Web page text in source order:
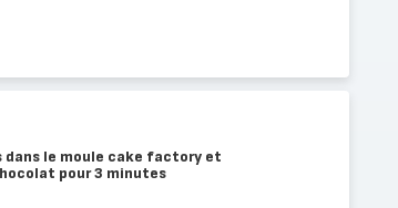
dans le moule cake factory et
pour 3 minutes